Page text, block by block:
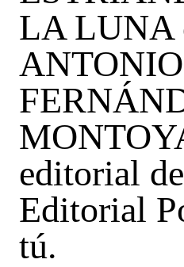
LA LUNA
ANTONIO
editorial
Editorial
tú.